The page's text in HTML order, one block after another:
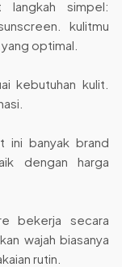
langkah simpel:
kulitmu
optimal.
kebutuhan kulit.
ini banyak brand
dengan harga
bekerja secara
wajah biasanya
rutin.